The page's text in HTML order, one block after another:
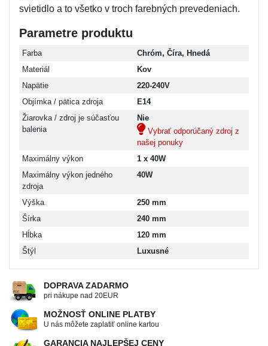
svietidlo a to všetko v troch farebných prevedeniach.
Parametre produktu
Farba
Chróm, Číra, Hnedá
Materiál
Kov
Napätie
220-240V
Objímka / pätica zdroja
E14
Žiarovka / zdroj je súčasťou
balenia
Nie
Vybrať odporúčaný zdroj z
našej ponuky
Maximálny výkon
1 x 40W
Maximálny výkon jedného
zdroja
40W
Výška
250 mm
Šírka
240 mm
Hĺbka
120 mm
Štýl
Luxusné
DOPRAVA ZADARMO
pri nákupe nad 20EUR
MOŽNOSŤ ONLINE PLATBY
U nás môžete zaplatiť online kartou
GARANCIA NAJLEPŠEJ CENY